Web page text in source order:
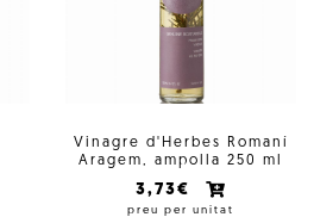
Vinagre d'Herbes Romaní
Aragem, ampolla 250 ml
3,73€
preu per unitat